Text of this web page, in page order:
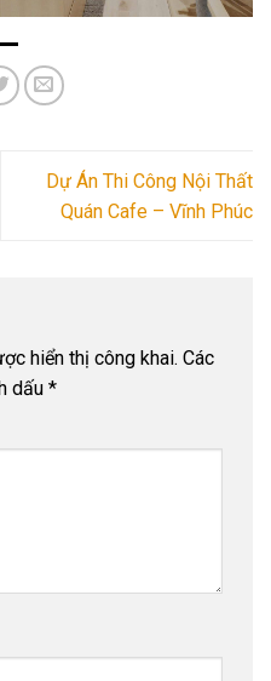
Dự Án Thi Công Nội Thất
Quán Cafe – Vĩnh Phúc
hiển thị công khai. Các
dấu *